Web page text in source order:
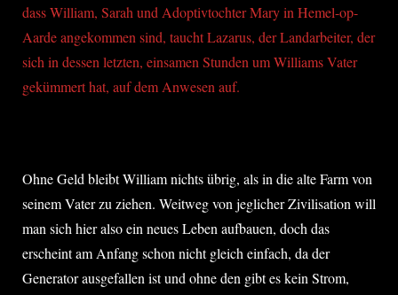
dass William, Sarah und Adoptivtochter Mary in Hemel-op-
Aarde angekommen sind, taucht Lazarus, der Landarbeiter, der
sich in dessen letzten, einsamen Stunden um Williams Vater
gekümmert hat, auf dem Anwesen auf.
Ohne Geld bleibt William nichts übrig, als in die alte Farm von
seinem Vater zu ziehen. Weitweg von jeglicher Zivilisation will
man sich hier also ein neues Leben aufbauen, doch das
erscheint am Anfang schon nicht gleich einfach, da der
Generator ausgefallen ist und ohne den gibt es kein Strom,